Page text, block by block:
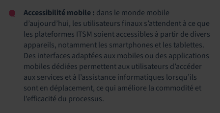
Accessibilité mobile : dans le monde mobile
d’aujourd’hui, les utilisateurs finaux s’attendent à ce que
les plateformes ITSM soient accessibles à partir de divers
appareils, notamment les smartphones et les tablettes.
Des interfaces adaptées aux mobiles ou des applications
mobiles dédiées permettent aux utilisateurs d’accéder
aux services et à l’assistance informatiques lorsqu’ils
sont en déplacement, ce qui améliore la commodité et
l’efficacité du processus.